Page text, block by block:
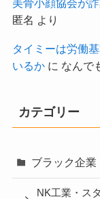
美骨小顔協会が
匿名 より
タイミーは労働
いるかに なんで
カテゴリー
ブラック企業
NK工業・ス